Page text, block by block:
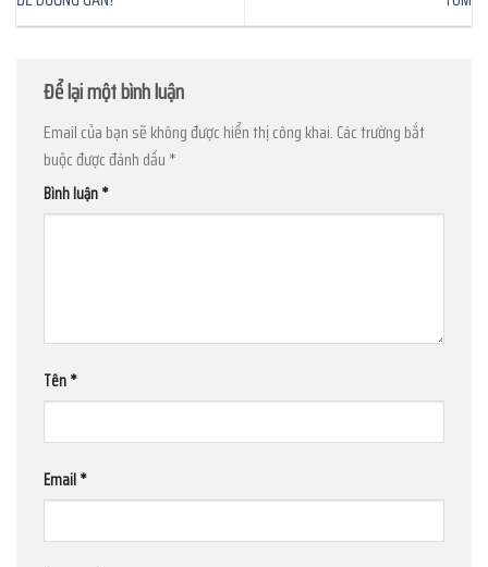
Để lại một bình luận
Email của bạn sẽ không được hiển thị công khai. Các trường bắt
buộc được đánh dấu *
Bình luận*
Tên*
Email*